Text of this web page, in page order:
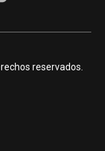
reservados.